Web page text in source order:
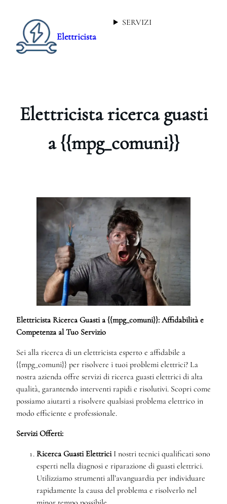
Elettricista
SERVIZI
Elettricista ricerca guasti
a {{mpg_comuni}}
Elettricista Ricerca Guasti a {{mpg_comuni}}: Affidabilità e
Competenza al Tuo Servizio
Sei alla ricerca di un elettricista esperto e affidabile a
{{mpg_comuni}} per risolvere i tuoi problemi elettrici? La
nostra azienda offre servizi di ricerca guasti elettrici di alta
qualità, garantendo interventi rapidi e risolutivi. Scopri come
possiamo aiutarti a risolvere qualsiasi problema elettrico in
modo efficiente e professionale.
Servizi Offerti:
Ricerca Guasti ElettriciI nostri tecnici qualificati sono
esperti nella diagnosi e riparazione di guasti elettrici.
Utilizziamo strumenti all’avanguardia per individuare
rapidamente la causa del problema e risolverlo nel